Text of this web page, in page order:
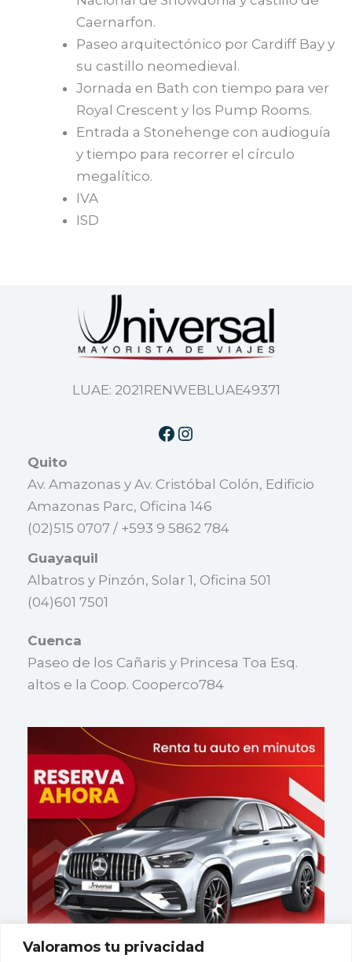
Valoramos tu privacidad
Caernarfon.
Paseo arquitectónico por Cardiff Bay y
su castillo neomedieval.
Jornada en Bath con tiempo para ver
Royal Crescent y los Pump Rooms.
Entrada a Stonehenge con audioguía
y tiempo para recorrer el círculo
megalítico.
IVA
ISD
LUAE: 2021RENWEBLUAE49371
Quito
Av. Amazonas y Av. Cristóbal Colón, Edificio
Amazonas Parc, Oficina 146
(02)515 0707 / +593 9 5862 784
Guayaquil
Albatros y Pinzón, Solar 1, Oficina 501
(04)601 7501
Cuenca
Paseo de los Cañaris y Princesa Toa Esq.
altos e la Coop. Cooperco784